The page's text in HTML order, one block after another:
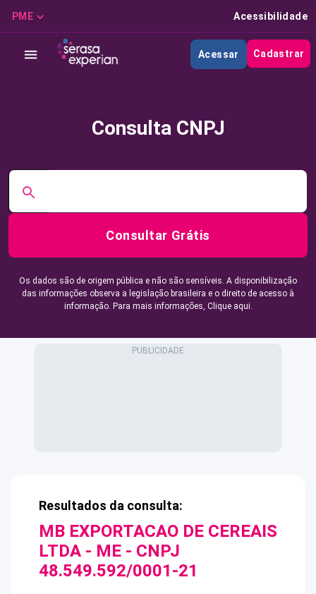
PME Acessibilidade
Acessar Cadastrar
Consulta CNPJ
Consultar Grátis
Os dados são de origem pública e não são sensíveis. A disponibilização
das informações observa a legislação brasileira e o direito de acesso à
informação. Para mais informações, Clique aqui.
Resultados da consulta:
MB EXPORTACAO DE CEREAIS
LTDA - ME - CNPJ
48.549.592/0001-21